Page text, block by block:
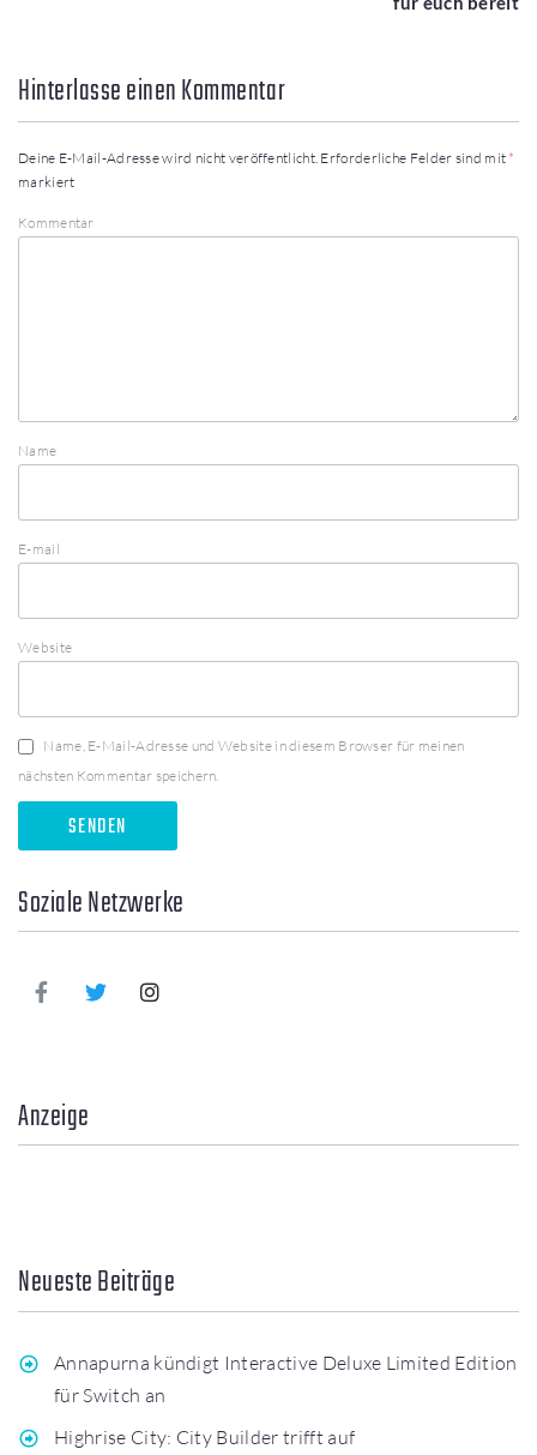
Hinterlasse einen Kommentar
Deine E-Mail-Adresse wird nicht veröffentlicht. Erforderliche Felder sind mit *
markiert
Kommentar
Name
E-mail
Website
Name, E-Mail-Adresse und Website in diesem Browser für meinen
nächsten Kommentar speichern.
Soziale Netzwerke
Anzeige
Neueste Beiträge
Annapurna kündigt Interactive Deluxe Limited Edition
für Switch an
Highrise City: City Builder trifft auf